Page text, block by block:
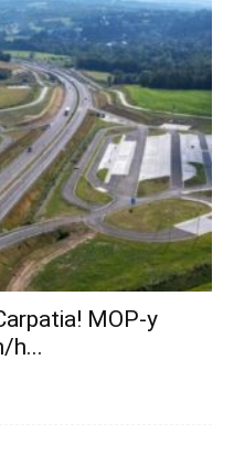
MOP-y
h...